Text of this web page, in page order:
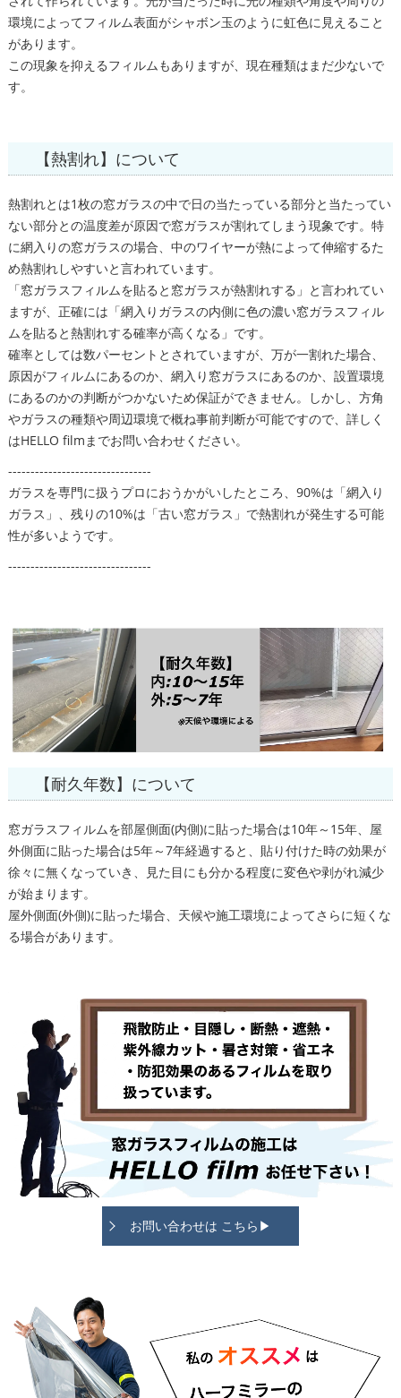
環境によってフィルム表面がシャボン玉のように虹色に見えること
があります。
この現象を抑えるフィルムもありますが、現在種類はまだ少ないで
す。
【熱割れ】について
熱割れとは1枚の窓ガラスの中で日の当たっている部分と当たってい
ない部分との温度差が原因で窓ガラスが割れてしまう現象です。特
に網入りの窓ガラスの場合、中のワイヤーが熱によって伸縮するた
め熱割れしやすいと言われています。
「窓ガラスフィルムを貼ると窓ガラスが熱割れする」と言われてい
ますが、正確には「網入りガラスの内側に色の濃い窓ガラスフィル
ムを貼ると熱割れする確率が高くなる」です。
確率としては数パーセントとされていますが、万が一割れた場合、
原因がフィルムにあるのか、網入り窓ガラスにあるのか、設置環境
にあるのかの判断がつかないため保証ができません。しかし、方角
やガラスの種類や周辺環境で概ね事前判断が可能ですので、詳しく
はHELLO filmまでお問い合わせください。
--------------------------------
ガラスを専門に扱うプロにおうかがいしたところ、90%は「網入り
ガラス」、残りの10%は「古い窓ガラス」で熱割れが発生する可能
性が多いようです。
--------------------------------
【耐久年数】について
窓ガラスフィルムを部屋側面(内側)に貼った場合は10年～15年、屋
外側面に貼った場合は5年～7年経過すると、貼り付けた時の効果が
徐々に無くなっていき、見た目にも分かる程度に変色や剥がれ減少
が始まります。
屋外側面(外側)に貼った場合、天候や施工環境によってさらに短くな
る場合があります。
お問い合わせは こちら▶︎